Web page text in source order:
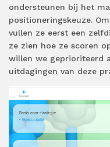
ondersteunen bij het
positioneringskeuze.
vullen ze eerst een
ze zien hoe ze scoren op
willen we geprioriteerd
uitdagingen van deze